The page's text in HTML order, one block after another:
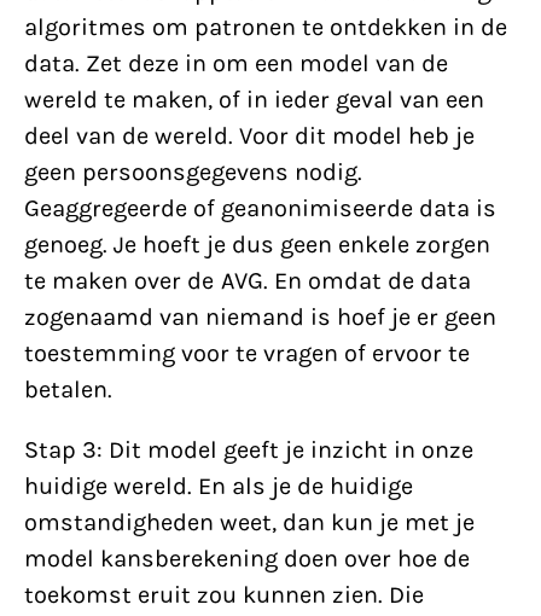
algoritmes om patronen te ontdekken in de
data. Zet deze in om een model van de
wereld te maken, of in ieder geval van een
deel van de wereld. Voor dit model heb je
geen persoonsgegevens nodig.
Geaggregeerde of geanonimiseerde data is
genoeg. Je hoeft je dus geen enkele zorgen
te maken over de AVG. En omdat de data
zogenaamd van niemand is hoef je er geen
toestemming voor te vragen of ervoor te
betalen.
Stap 3: Dit model geeft je inzicht in onze
huidige wereld. En als je de huidige
omstandigheden weet, dan kun je met je
model kansberekening doen over hoe de
toekomst eruit zou kunnen zien. Die